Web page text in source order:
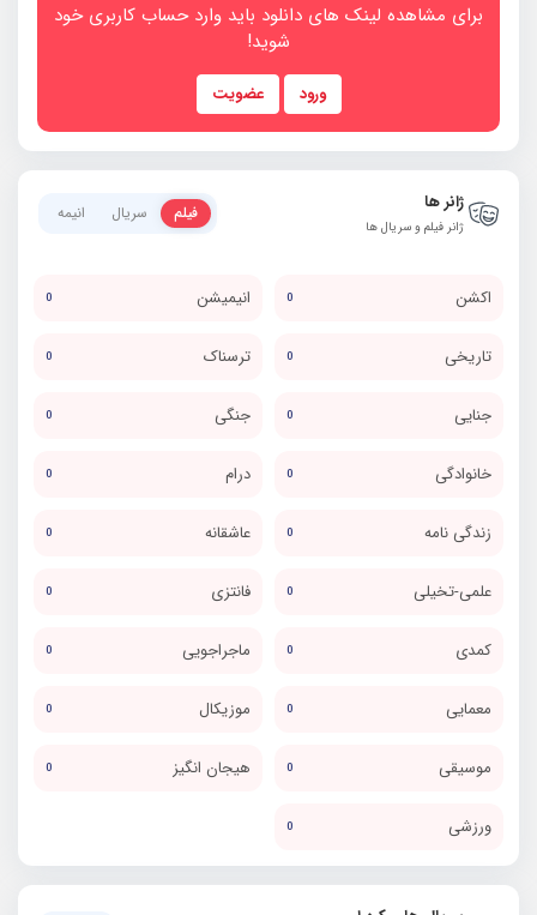
برای مشاهده لینک های دانلود باید وارد حساب کاربری خود
شوید!
ورود عضویت
ژانر ها
ژانر فیلم و سریال ها
فیلم سریال انیمه
اکشن 0 انیمیشن 0
تاریخی 0 ترسناک 0
جنایی 0 جنگی 0
خانوادگی 0 درام 0
زندگی نامه 0 عاشقانه 0
علمی-تخیلی 0 فانتزی 0
کمدی 0 ماجراجویی 0
معمایی 0 موزیکال 0
موسیقی 0 هیجان انگیز 0
ورزشی 0